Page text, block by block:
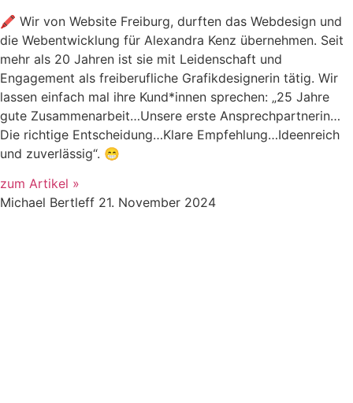
🖍️ Wir von Website Freiburg, durften das Webdesign und
die Webentwicklung für Alexandra Kenz übernehmen. Seit
mehr als 20 Jahren ist sie mit Leidenschaft und
Engagement als freiberufliche Grafikdesignerin tätig. Wir
lassen einfach mal ihre Kund*innen sprechen: „25 Jahre
gute Zusammenarbeit…Unsere erste Ansprechpartnerin…
Die richtige Entscheidung…Klare Empfehlung…Ideenreich
und zuverlässig“. 😁
zum Artikel »
Michael Bertleff 21. November 2024